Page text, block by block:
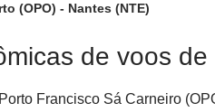
(OPO) - Nantes (NTE)
de voos
Francisco Sá Carneiro